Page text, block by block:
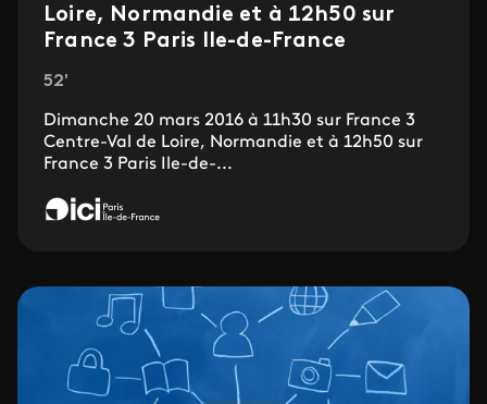
Loire, Normandie et à 12h50 sur
France 3 Paris Ile-de-France
52'
Dimanche 20 mars 2016 à 11h30 sur France 3
Centre-Val de Loire, Normandie et à 12h50 sur
France 3 Paris Ile-de-...